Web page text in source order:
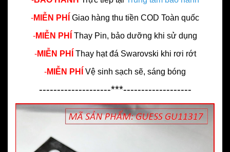
-MIỄN PHÍ Giao hàng thu tiền COD Toàn quốc
-MIỄN PHÍ Thay Pin, bảo dưỡng khi sử dụng
-MIỄN PHÍ Thay hạt đá Swarovski khi rơi rớt
-MIỄN PHÍ Vệ sinh sạch sẽ, sáng bóng
--------------------***-------------------